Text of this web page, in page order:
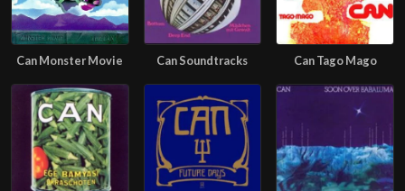
Can Monster Movie Can Soundtracks Can Tago Mago